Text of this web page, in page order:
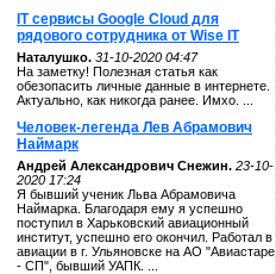
IT сервисы Google Cloud для
рядового сотрудника от Wise IT
Наталушко. 31-10-2020 04:47
На заметку! Полезная статья как
обезопасить личные данные в интернете.
Актуально, как никогда ранее. Имхо. ...
Человек-легенда Лев Абрамович
Наймарк
Андрей Александрович Снежин. 23-10-
2020 17:24
Я бывший ученик Льва Абрамовича
Наймарка. Благодаря ему я успешно
поступил в Харьковский авиационный
институт, успешно его окончил. Работал в
авиации в г. Ульяновске на АО "Авиастаре
- СП", бывший УАПК. ...